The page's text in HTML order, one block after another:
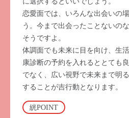
恋愛面では、いろんな出会いの
う。今まで出会ったことないの
そうですよ。
体調面でも未来に目を向け、生
康診断の予約を入れるととても
でなく、広い視野で未来まで明
することが吉行動となります。
絖POINT